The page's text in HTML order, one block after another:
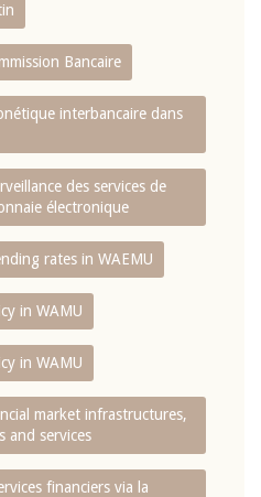
Bancaire
interbancaire dans
des services de
électronique
rates in WAEMU
in WAMU
in WAMU
market infrastructures,
and services
financiers via la